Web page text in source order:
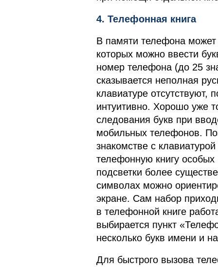
4. Телефонная книга
В памяти телефона может
которых можно ввести
номер телефона (до 25
сказывается неполная
клавиатуре отсутствуют,
интуитивно. Хорошо уже
следования букв при
мобильных телефонов.
знакомстве с
телефонную книгу особых
подсветки более
символах можно
экране. Сам набор
в телефонной книге
выбирается пункт
несколько букв имени и
Для быстрого вызова